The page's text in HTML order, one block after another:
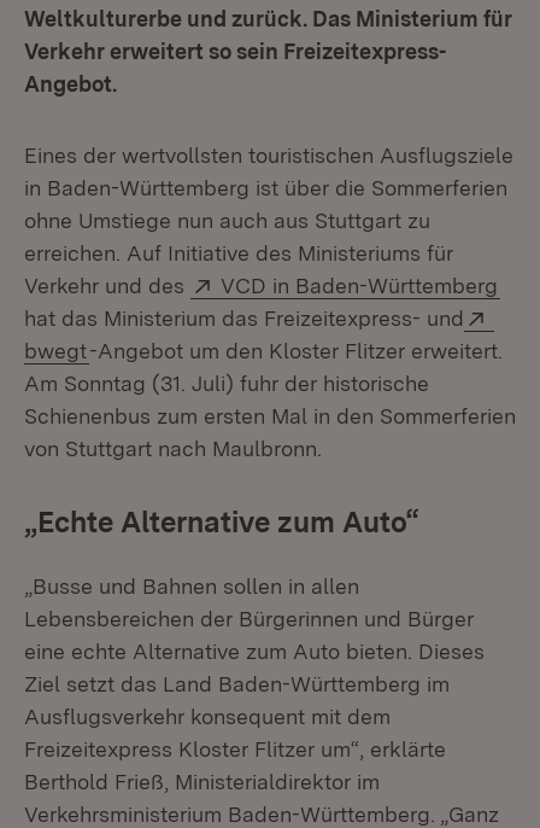
Weltkulturerbe und zurück. Das Ministerium für
Verkehr erweitert so sein Freizeitexpress-
Angebot.
Eines der wertvollsten touristischen Ausflugsziele
in Baden-Württemberg ist über die Sommerferien
ohne Umstiege nun auch aus Stuttgart zu
erreichen. Auf Initiative des Ministeriums für
Verkehr und des
Extern:
VCD in Baden-Württemberg
hat das Ministerium das Freizeitexpress- und
bwegt(Öffnet in neuem Fenster)
-Angebot um den Kloster Flitzer erweitert.
Am Sonntag (31. Juli) fuhr der historische
Schienenbus zum ersten Mal in den Sommerferien
von Stuttgart nach Maulbronn.
„Echte Alternative zum Auto“
„Busse und Bahnen sollen in allen
Lebensbereichen der Bürgerinnen und Bürger
eine echte Alternative zum Auto bieten. Dieses
Ziel setzt das Land Baden-Württemberg im
Ausflugsverkehr konsequent mit dem
Freizeitexpress Kloster Flitzer um“, erklärte
Berthold Frieß, Ministerialdirektor im
Verkehrsministerium Baden-Württemberg. „Ganz